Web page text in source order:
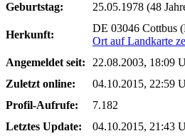
Geburtstag:
25.05.1978 (48
Herkunft:
DE 03046 Cottbus
Ort auf Landkarte
Angemeldet seit:
22.08.2003, 18:09
Zuletzt online:
04.10.2015, 22:59
Profil-Aufrufe:
7.182
Letztes Update:
04.10.2015, 21:43